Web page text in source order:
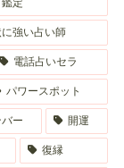
定
強い占い師
電話占いセラ
パワースポット
ー 開運
復縁